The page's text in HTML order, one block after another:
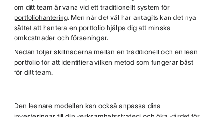
om ditt team är vana vid ett traditionellt system för
portfoliohantering. Men när det väl har antagits kan det nya
sättet att hantera en portfolio hjälpa dig att minska
omkostnader och förseningar.
Nedan följer skillnaderna mellan en traditionell och en lean
portfolio för att identifiera vilken metod som fungerar bäst
för ditt team.
Den leanare modellen kan också anpassa dina